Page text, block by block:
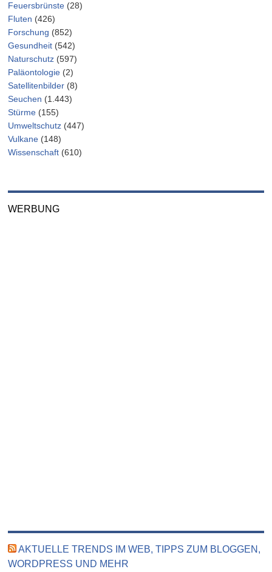
Feuersbrünste (28)
Fluten (426)
Forschung (852)
Gesundheit (542)
Naturschutz (597)
Paläontologie (2)
Satellitenbilder (8)
Seuchen (1.443)
Stürme (155)
Umweltschutz (447)
Vulkane (148)
Wissenschaft (610)
WERBUNG
AKTUELLE TRENDS IM WEB, TIPPS ZUM BLOGGEN,
WORDPRESS UND MEHR